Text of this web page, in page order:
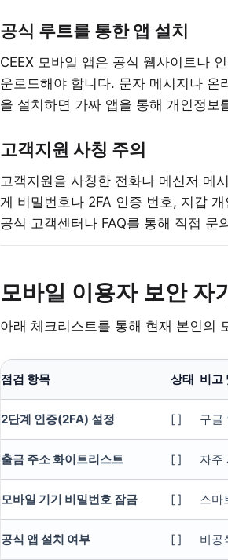
공식 루트를 통한 앱 설치
CEEX 모바일 앱은 공식 웹사이트나
운로드해야 합니다. 문자 메시지나
을 설치하면 가짜 앱을 통해 개인정보
고객지원 사칭 주의
고객지원을 사칭한 전화나 메신저 메
게 비밀번호나 2FA 인증 번호, 지갑
공식 고객센터나 FAQ를 통해 직접 문
모바일 이용자 보안 자
아래 체크리스트를 통해 현재 본인의
점검 항목 상태 비고
2단계 인증(2FA) 설정 [ ] 구글
출금 주소 화이트리스트 [ ] 자주
모바일 기기 비밀번호 잠금 [ ] 스마
공식 앱 설치 여부 [ ] 비공